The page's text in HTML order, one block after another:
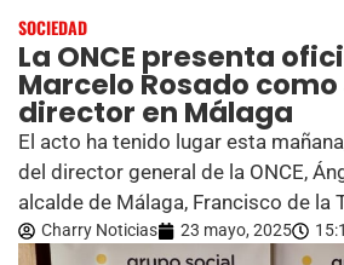
SOCIEDAD
La ONCE presenta
Marcelo Rosado
director en Málaga
El acto ha tenido lugar esta
del director general de la ONCE,
alcalde de Málaga, Francisco de la
Charry Noticias 23 mayo, 2025